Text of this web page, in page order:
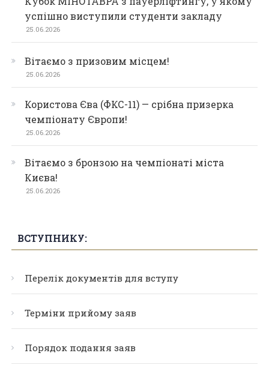
успішно виступили студенти закладу
25.06.2026
Вітаємо з призовим місцем!
25.06.2026
Користова Єва (ФКС-11) — срібна призерка
чемпіонату Європи!
25.06.2026
Вітаємо з бронзою на чемпіонаті міста
Києва!
25.06.2026
ВСТУПНИКУ:
Перелік документів для вступу
Терміни прийому заяв
Порядок подання заяв